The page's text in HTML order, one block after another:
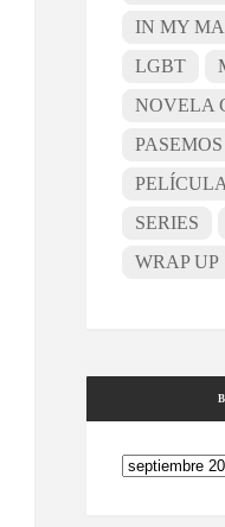
IN MY
LGBT
NOVELA
SERIES
WRAP UP